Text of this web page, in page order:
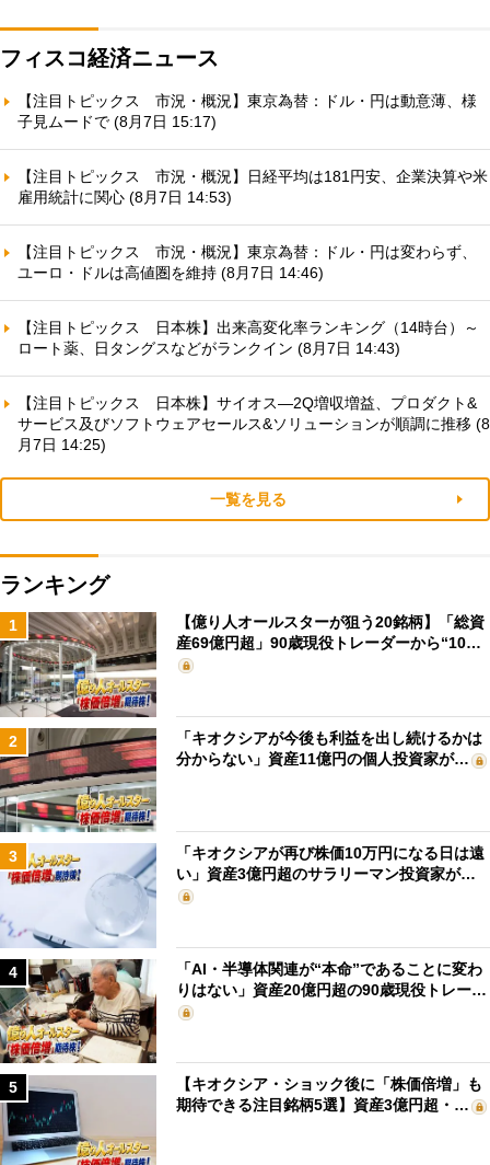
フィスコ経済ニュース
【注目トピックス 市況・概況】東京為替：ドル・円は動意薄、様
子見ムードで (8月7日 15:17)
【注目トピックス 市況・概況】日経平均は181円安、企業決算や米
雇用統計に関心 (8月7日 14:53)
【注目トピックス 市況・概況】東京為替：ドル・円は変わらず、
ユーロ・ドルは高値圏を維持 (8月7日 14:46)
【注目トピックス 日本株】出来高変化率ランキング（14時台）～
ロート薬、日タングスなどがランクイン (8月7日 14:43)
【注目トピックス 日本株】サイオス—2Q増収増益、プロダクト&
サービス及びソフトウェアセールス&ソリューションが順調に推移 (8
月7日 14:25)
一覧を見る
ランキング
1
【億り人オールスターが狙う20銘柄】「総資
産69億円超」90歳現役トレーダーから“10…
2
「キオクシアが今後も利益を出し続けるかは
分からない」資産11億円の個人投資家が…
3
「キオクシアが再び株価10万円になる日は遠
い」資産3億円超のサラリーマン投資家が…
4
「AI・半導体関連が“本命”であることに変わ
りはない」資産20億円超の90歳現役トレー…
5
【キオクシア・ショック後に「株価倍増」も
期待できる注目銘柄5選】資産3億円超・…